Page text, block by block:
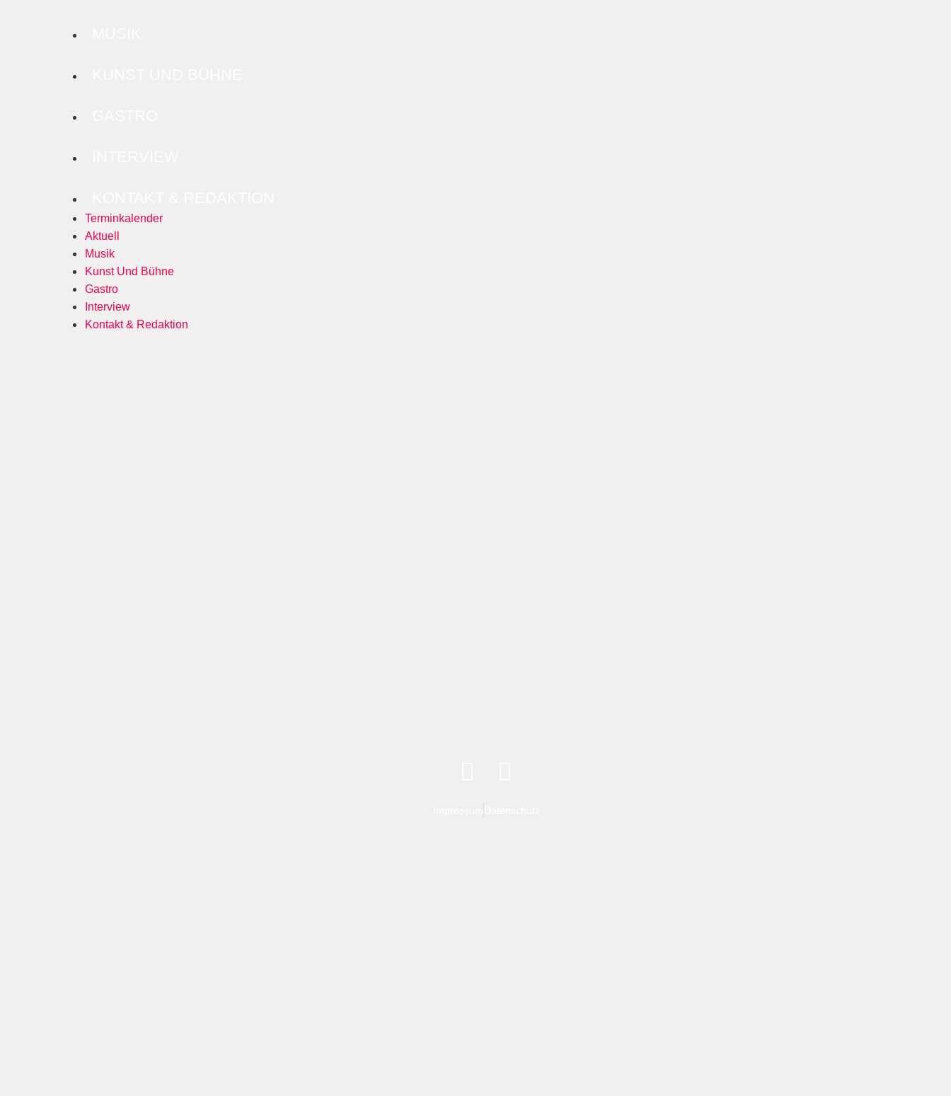
Terminkalender
Aktuell
Musik
Kunst Und Bühne
Gastro
Interview
Kontakt & Redaktion